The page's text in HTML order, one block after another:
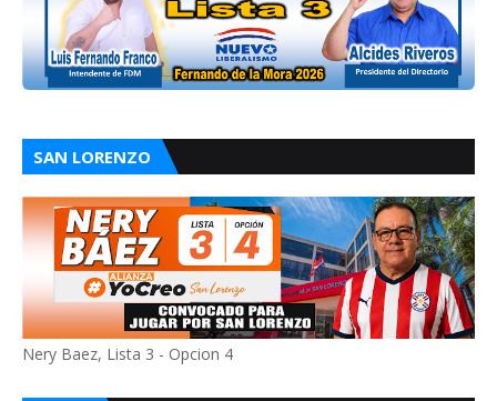
SAN LORENZO
Nery Baez, Lista 3 - Opcion 4